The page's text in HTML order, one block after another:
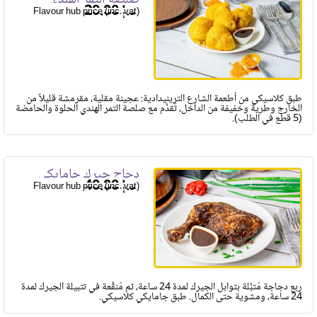
20.00
Flavour hub price (inc. vat)
طبق كلاسيكي من أطعمة الشارع الترينيدادية: عجينة مقلية، مقرمشة قليلاً من
الخارج وطرية وخفيفة من الداخل، تُقدَّم مع صلصة التمر الهندي الحلوة والحامضة
(5 قطع في الطلب).
دجاج جيرك جامايكي
40.00
Flavour hub price (inc. vat)
ربع دجاجة مُتبَّلة بتوابل الجيرك لمدة 24 ساعة، ثم مُنقَّعة في تتبيلة الجيرك لمدة
24 ساعة، ومشوية حتى الكمال. طبق جامايكي كلاسيكي.